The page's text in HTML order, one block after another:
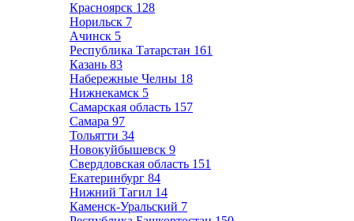
Красноярск 128
Норильск 7
Ачинск 5
Республика Татарстан 161
Казань 83
Набережные Челны 18
Нижнекамск 5
Самарская область 157
Самара 97
Тольятти 34
Новокуйбышевск 9
Свердловская область 151
Екатеринбург 84
Нижний Тагил 14
Каменск-Уральский 7